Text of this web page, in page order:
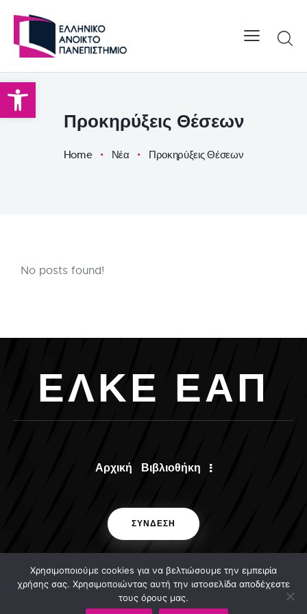
Open toolbar
Προκηρύξεις Θέσεων
Home Νέα Προκηρύξεις Θέσεων
No posts found!
ΕΛΚΕ ΕΑΠ
Αρχική Βιβλιοθήκη
ΣΥΝΔΕΣΗ
ΕΛΚΕ ΕΑΠ © 2024 . All rights reserved.
Χρησιμοποιούμε cookies για να βελτιώσουμε την εμπειρία
χρήσης σας. Χρησιμοποιώντας αυτή την ιστοσελίδα αποδέχεστε
τους όρους μας.